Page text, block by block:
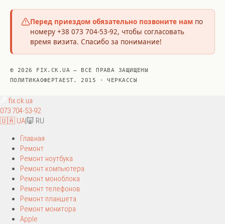
Перед приездом обязательно позвоните нам по
номеру +38 073 704-53-92, чтобы согласовать
время визита. Спасибо за понимание!
© 2026 FIX.CK.UA — ВСЕ ПРАВА ЗАЩИЩЕНЫ
ПОЛИТИКАОФЕРТАEST. 2015 · ЧЕРКАССЫ
fix.ck.ua
073 704-53-92
🇺🇦 UA|🐷 RU
Главная
Ремонт
Ремонт ноутбука
Ремонт компьютера
Ремонт моноблока
Ремонт телефонов
Ремонт планшета
Ремонт монитора
Apple